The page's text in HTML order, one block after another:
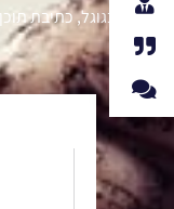
בגוגל, כתיבת